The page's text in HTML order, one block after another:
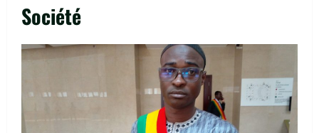
Société